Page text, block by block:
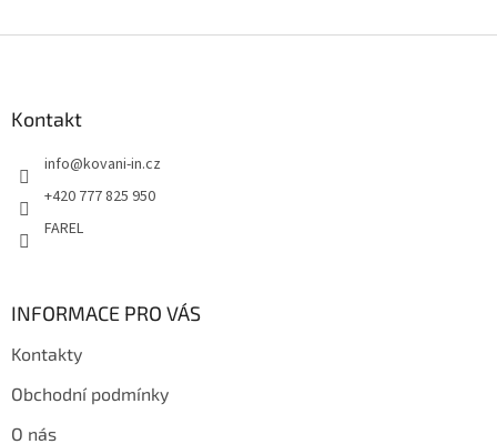
Kontakt
info@kovani-in.cz
+420 777 825 950
FAREL
INFORMACE PRO VÁS
Kontakty
Obchodní podmínky
O nás